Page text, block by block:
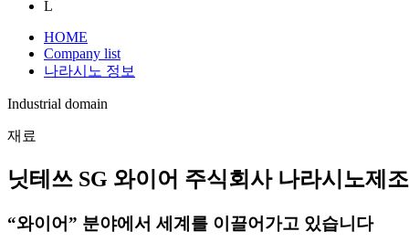
L
HOME
Company list
나라시노 정보
Industrial domain
재료
닛테쓰 SG 와이어 주식회사 나라시노제
“와이어” 분야에서 세계를 이끌어가고 있습니다